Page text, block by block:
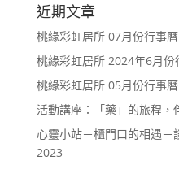
近期文章
桃緣彩虹居所 07月份行事曆
桃緣彩虹居所 2024年6月份
桃緣彩虹居所 05月份行事曆
活動講座：「藥」的旅程，
心靈小站－櫃門口的相遇－
2023